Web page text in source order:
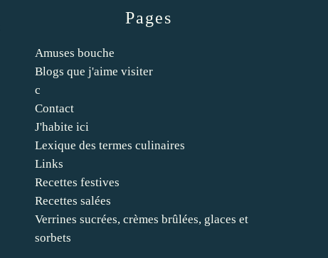
Pages
Amuses bouche
Blogs que j'aime visiter
c
Contact
J'habite ici
Lexique des termes culinaires
Links
Recettes festives
Recettes salées
Verrines sucrées, crèmes brûlées, glaces et
sorbets